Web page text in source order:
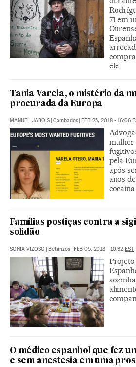
71 em
ele
Tania Varela, o mistério da
procurada da Europa
MANUEL JABOIS | Cambados | FEB 25, 2018 - 16:06
mulher
pela
após
anos
cocaína
Famílias postiças contra a
solidão
SONIA VIZOSO | Betanzos | FEB 05, 2018 - 10:32 EST
Projeto
O médico espanhol que fez
e sem anestesia em uma